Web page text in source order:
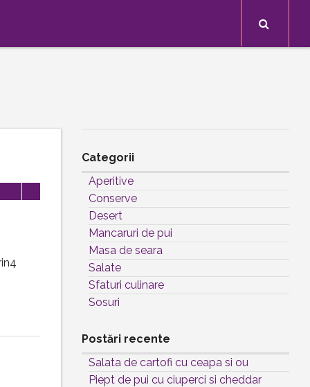
Categorii
Aperitive
Conserve
Desert
Mancaruri de pui
Masa de seara
Salate
Sfaturi culinare
Sosuri
Postări recente
Salata de cartofi cu ceapa si ou
Piept de pui cu ciuperci si cheddar